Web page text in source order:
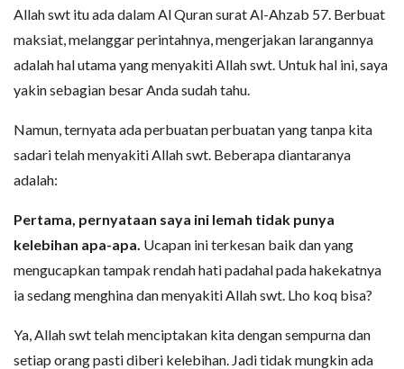
Allah swt itu ada dalam Al Quran surat Al-Ahzab 57. Berbuat
maksiat, melanggar perintahnya, mengerjakan larangannya
adalah hal utama yang menyakiti Allah swt. Untuk hal ini, saya
yakin sebagian besar Anda sudah tahu.
Namun, ternyata ada perbuatan perbuatan yang tanpa kita
sadari telah menyakiti Allah swt. Beberapa diantaranya
adalah:
Pertama, pernyataan saya ini lemah tidak punya
kelebihan apa-apa. Ucapan ini terkesan baik dan yang
mengucapkan tampak rendah hati padahal pada hakekatnya
ia sedang menghina dan menyakiti Allah swt. Lho koq bisa?
Ya, Allah swt telah menciptakan kita dengan sempurna dan
setiap orang pasti diberi kelebihan. Jadi tidak mungkin ada